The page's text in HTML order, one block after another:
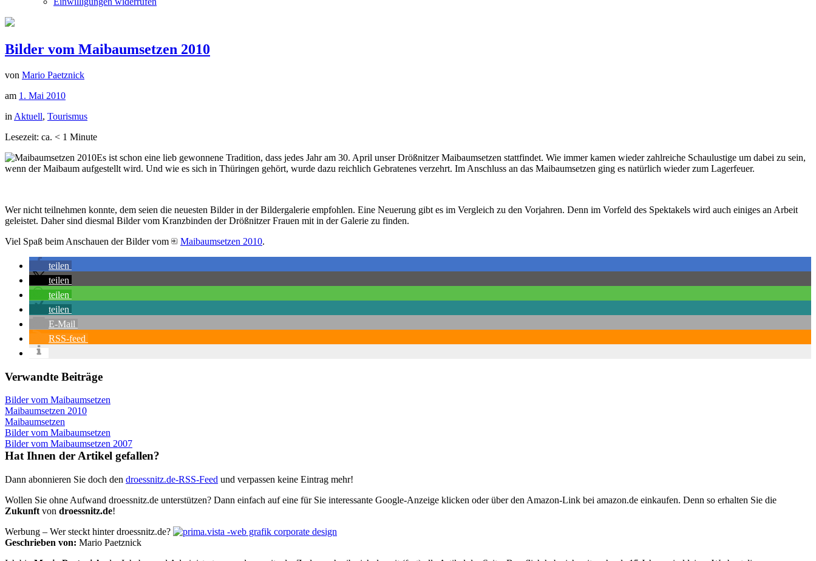
Bilder vom Maibaumsetzen 2010
von Mario Paetznick
am 1. Mai 2010
in Aktuell, Tourismus
Lesezeit: ca. < 1 Minute
Es ist schon eine lieb gewonnene Tradition, dass jedes Jahr am 30. April unser Drößnitzer Maibaumsetzen stattfindet. Wie immer kamen wieder zahlreiche Schaulustige um dabei zu sein,
wenn der Maibaum aufgestellt wird. Und wie es sich in Thüringen gehört, wurde dazu reichlich Gebratenes verzehrt. Im Anschluss an das Maibaumsetzen ging es natürlich wieder zum Lagerfeuer.
Wer nicht teilnehmen konnte, dem seien die neuesten Bilder in der Bildergalerie empfohlen. Eine Neuerung gibt es im Vergleich zu den Vorjahren. Denn im Vorfeld des Spektakels wird auch einiges an Arbeit
geleistet. Daher sind diesmal Bilder vom Kranzbinden der Drößnitzer Frauen mit in der Galerie zu finden.
Viel Spaß beim Anschauen der Bilder vom
Maibaumsetzen 2010.
teilen
teilen
teilen
teilen
E-Mail
RSS-feed
Verwandte Beiträge
Bilder vom Maibaumsetzen
Maibaumsetzen 2010
Maibaumsetzen
Bilder vom Maibaumsetzen
Bilder vom Maibaumsetzen 2007
Hat Ihnen der Artikel gefallen?
Dann abonnieren Sie doch den droessnitz.de-RSS-Feed und verpassen keine Eintrag mehr!
Wollen Sie ohne Aufwand droessnitz.de unterstützen? Dann einfach auf eine für Sie interessante Google-Anzeige klicken oder über den Amazon-Link bei amazon.de einkaufen. Denn so erhalten Sie die
Zukunft von droessnitz.de!
Werbung – Wer steckt hinter droessnitz.de?
Geschrieben von: Mario Paetznick